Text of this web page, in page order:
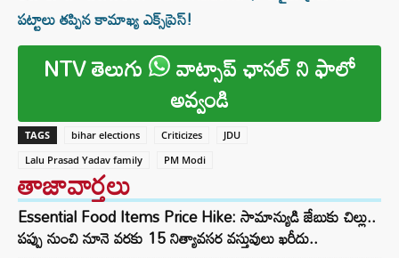
పట్టాలు తప్పిన కామాఖ్య ఎక్స్‌ప్రెస్!
NTV తెలుగు వాట్సాప్ ఛానల్ ని ఫాలో
అవ్వండి
TAGS bihar elections Criticizes
JDU
Lalu Prasad Yadav family
PM Modi
తాజావార్తలు
Essential Food Items Price Hike: సామాన్యుడి జేబుకు చిల్లు..
పప్పు నుంచి నూనె వరకు 15 నిత్యావసర వస్తువులు ఖరీదు..